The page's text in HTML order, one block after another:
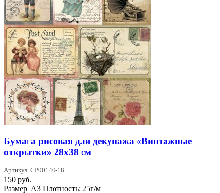
Бумага рисовая для декупажа «Винтажные
открытки» 28х38 см
Артикул: CP00140-18
150 руб.
Размер: А3 Плотность: 25г/м